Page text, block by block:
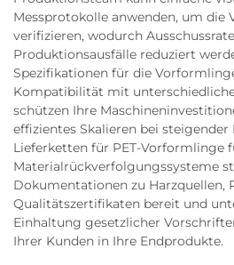
Messprotokolle anwenden, um
verifizieren, wodurch
Produktionsausfälle reduziert
Spezifikationen für die
Kompatibilität mit
schützen Ihre
effizientes Skalieren bei steigender
Lieferketten für PET-Vorformlinge
Materialrückverfolgungssysteme
Dokumentationen zu Harzquellen,
Qualitätszertifikaten bereit und
Einhaltung gesetzlicher
Ihrer Kunden in Ihre Endprodukte.